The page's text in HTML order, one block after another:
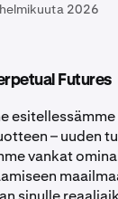
2026
Futures
– uuden
vankat